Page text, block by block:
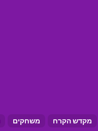
מקדש הקרח משחקים